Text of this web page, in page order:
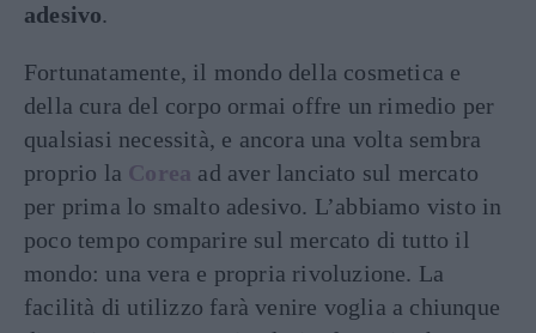
adesivo.
Fortunatamente, il mondo della cosmetica e
della cura del corpo ormai offre un rimedio per
qualsiasi necessità, e ancora una volta sembra
proprio la Corea ad aver lanciato sul mercato
per prima lo smalto adesivo. L’abbiamo visto in
poco tempo comparire sul mercato di tutto il
mondo: una vera e propria rivoluzione. La
facilità di utilizzo farà venire voglia a chiunque